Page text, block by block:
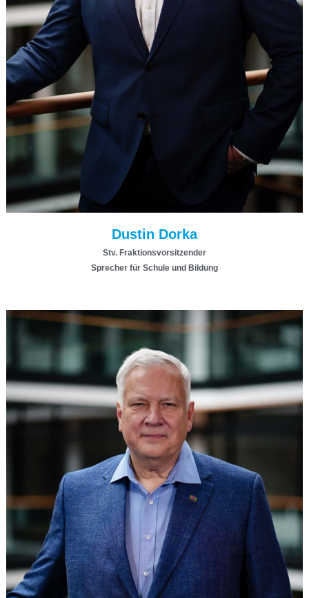
Dustin Dorka
Stv. Fraktionsvorsitzender
Sprecher für Schule und Bildung